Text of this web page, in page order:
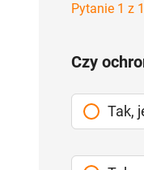
Pytanie 1 z
Czy
Tak,